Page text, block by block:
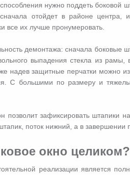
нужно поддеть боковой
отойдет в районе центра,
все их лучше пронумеровать.
демонтажа: сначала боковые
выпадения стекла из рамы,
надев защитные перчатки можно
С большими по размеру и
зафиксировать штапики
поток нижний, а в завершении
окно целиком?
реализации является